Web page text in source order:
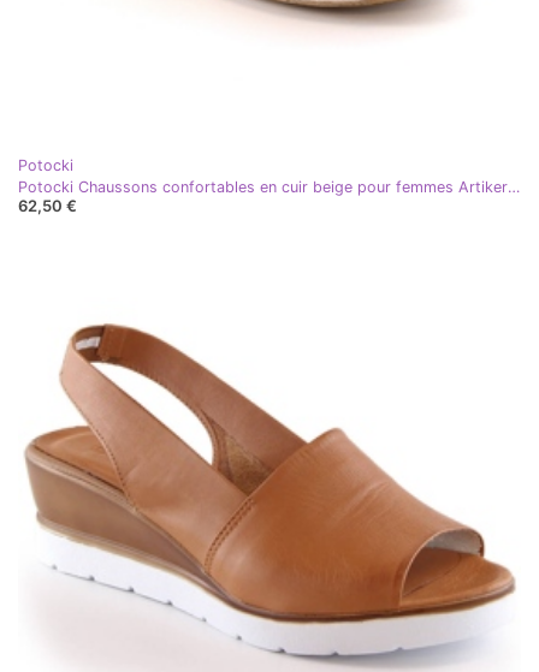
Potocki
Potocki Chaussons confortables en cuir beige pour femmes Artiker 50C0701
62,50 €